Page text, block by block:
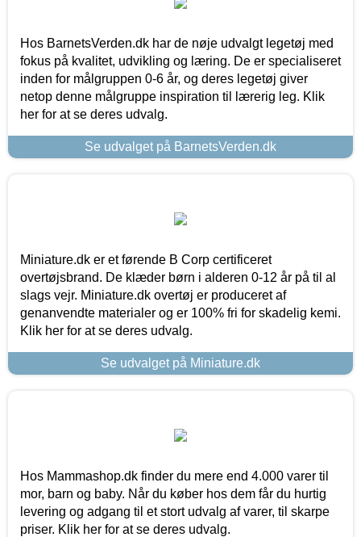
Hos BarnetsVerden.dk har de nøje udvalgt legetøj med
fokus på kvalitet, udvikling og læring. De er specialiseret
inden for målgruppen 0-6 år, og deres legetøj giver
netop denne målgruppe inspiration til lærerig leg. Klik
her for at se deres udvalg.
Se udvalget på BarnetsVerden.dk
Miniature.dk er et førende B Corp certificeret
overtøjsbrand. De klæder børn i alderen 0-12 år på til al
slags vejr. Miniature.dk overtøj er produceret af
genanvendte materialer og er 100% fri for skadelig kemi.
Klik her for at se deres udvalg.
Se udvalget på Miniature.dk
Hos Mammashop.dk finder du mere end 4.000 varer til
mor, barn og baby. Når du køber hos dem får du hurtig
levering og adgang til et stort udvalg af varer, til skarpe
priser. Klik her for at se deres udvalg.